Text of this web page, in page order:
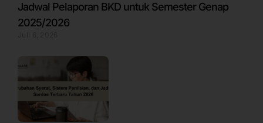
Jadwal Pelaporan BKD untuk Semester Genap
2025/2026